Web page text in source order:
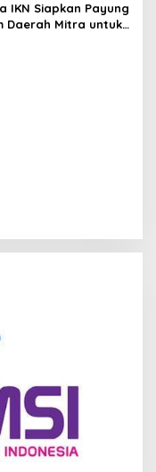
IKN Siapkan Payung
Daerah Mitra untuk